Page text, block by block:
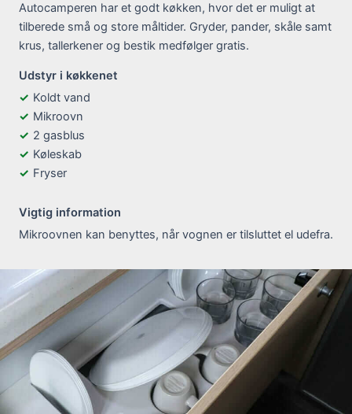
Autocamperen har et godt køkken, hvor det er muligt at
tilberede små og store måltider. Gryder, pander, skåle samt
krus, tallerkener og bestik medfølger gratis.
Udstyr i køkkenet
Koldt vand
Mikroovn
2 gasblus
Køleskab
Fryser
Vigtig information
Mikroovnen kan benyttes, når vognen er tilsluttet el udefra.